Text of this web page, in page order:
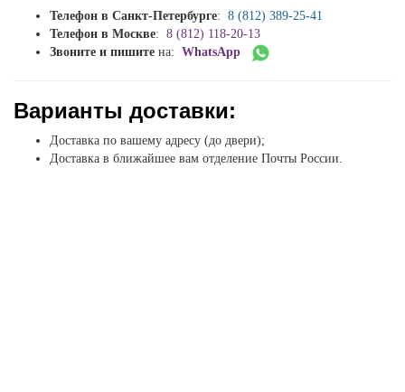
Телефон в Санкт-Петербурге: 8 (812) 389-25-41
Телефон в Москве: 8 (812) 118-20-13
Звоните и пишите на: WhatsApp
Варианты доставки:
Доставка по вашему адресу (до двери);
Доставка в ближайшее вам отделение Почты России.